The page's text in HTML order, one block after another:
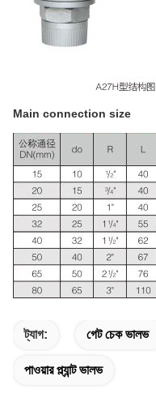
Main connection size
ট্যাগ: গেট চেক ভালভ
পাওয়ার প্ল্যান্ট ভালভ